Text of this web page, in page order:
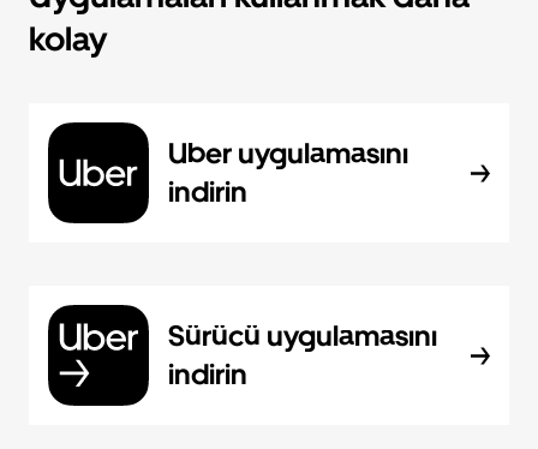
kolay
Uber uygulamasını
indirin
Sürücü uygulamasını
indirin